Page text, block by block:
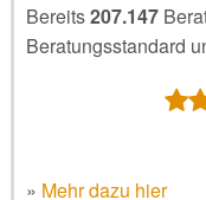
Bereits207.147
Beratungsstandard
» Mehr dazu hier